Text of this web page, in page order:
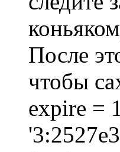
После
чтобы
expire =